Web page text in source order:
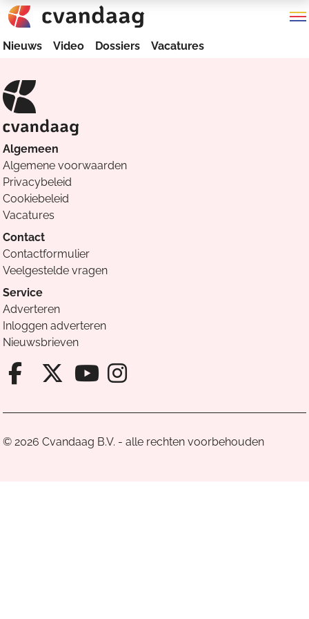
Nieuws Video Dossiers Vacatures
Algemeen
Algemene voorwaarden
Privacybeleid
Cookiebeleid
Vacatures
Contact
Contactformulier
Veelgestelde vragen
Service
Adverteren
Inloggen adverteren
Nieuwsbrieven
Facebook van Cvandaag
X van Cvandaag
Instagram van
© 2026 Cvandaag B.V. - alle rechten voorbehouden